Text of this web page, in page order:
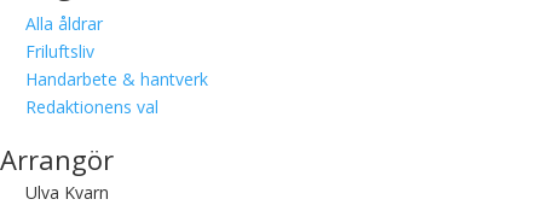
Alla åldrar
Friluftsliv
Handarbete & hantverk
Redaktionens val
Arrangör
Ulva Kvarn